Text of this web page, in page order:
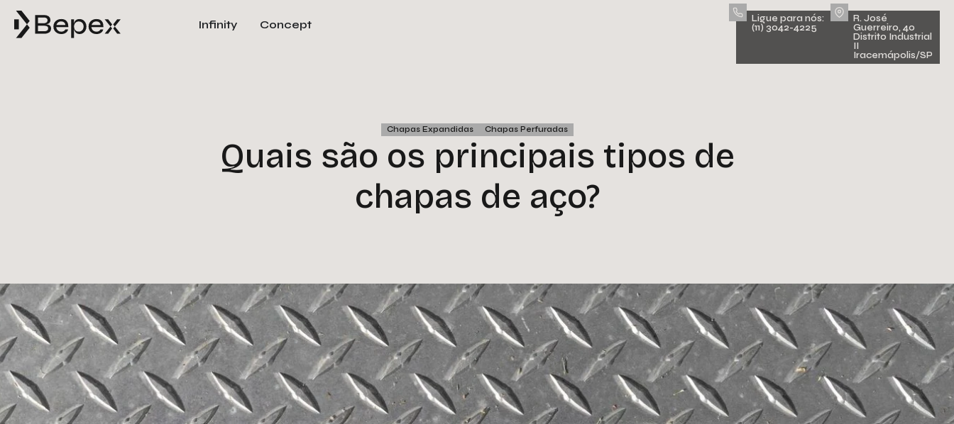
Infinity Concept
Ligue para nós:
(11) 3042-4225
R. José
Guerreiro, 40
Distrito Industrial
II
Iracemápolis/SP
Chapas Expandidas Chapas Perfuradas
Quais são os principais tipos de
chapas de aço?